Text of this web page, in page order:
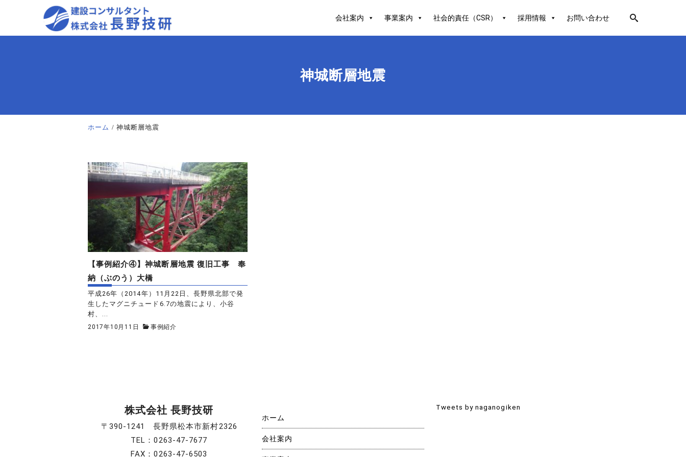
会社案内 事業案内 社会的責任（CSR） 採用情報 お問い合わせ
神城断層地震
ホーム 神城断層地震
【事例紹介④】神城断層地震 復旧工事 奉
納（ぶのう）大橋
平成26年（2014年）11月22日、長野県北部で発
生したマグニチュード6.7の地震により、小谷
村、...
2017年10月11日 事例紹介
株式会社 長野技研
〒390-1241 長野県松本市新村2326
TEL：0263-47-7677
FAX：0263-47-6503
ホーム
会社案内
Tweets by naganogiken